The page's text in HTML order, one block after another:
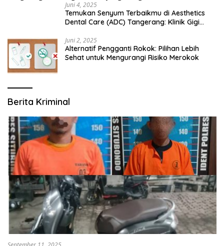
Juni 4, 2025
Temukan Senyum Terbaikmu di Aesthetics
Dental Care (ADC) Tangerang: Klinik Gigi
Juni 2, 2025
Alternatif Pengganti Rokok: Pilihan Lebih
Sehat untuk Mengurangi Risiko Merokok
Berita Kriminal